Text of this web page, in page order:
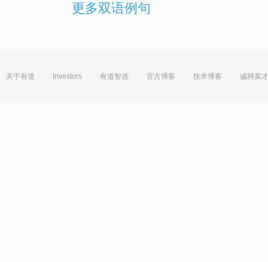
更多双语例句
关于有道 Investors 有道智选 官方博客 技术博客 诚聘英才